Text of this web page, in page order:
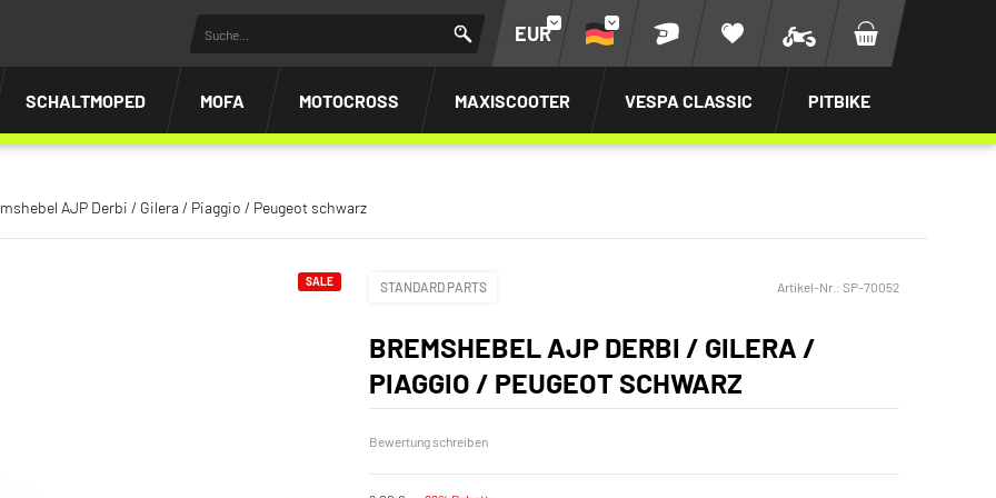
EUR
SCHALTMOPED MOFA MOTOCROSS MAXISCOOTER VESPA CLASSIC PITBIKE
AJP Derbi / Gilera / Piaggio / Peugeot schwarz
SALE STANDARD PARTS Artikel-Nr.: SP-70052
BREMSHEBEL AJP DERBI / GILERA /
PIAGGIO / PEUGEOT SCHWARZ
Bewertung schreiben